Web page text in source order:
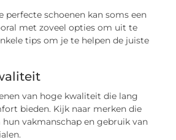
perfecte schoenen kan soms een
met zoveel opties om uit te
tips om je te helpen de juiste
van hoge kwaliteit die lang
bieden. Kijk naar merken die
hun vakmanschap en gebruik van